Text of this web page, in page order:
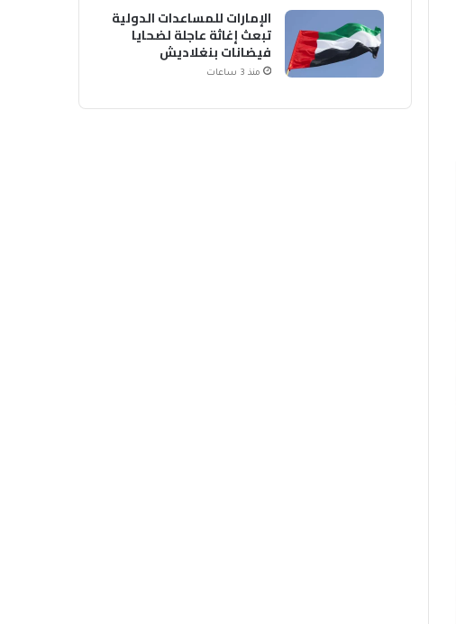
الإمارات للمساعدات الدولية
تبعث إغاثة عاجلة لضحايا
فيضانات بنغلاديش
منذ 3 ساعات